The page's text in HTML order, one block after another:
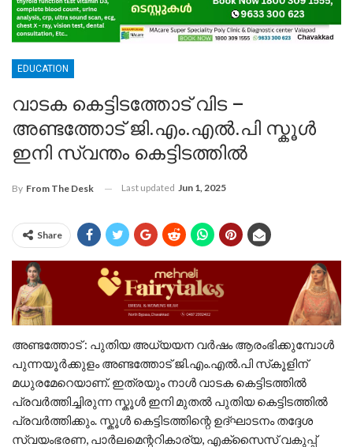
EDUCATION
വാടക കെട്ടിടത്തോട് വിട –
അണ്ടത്തോട് ജി.എം.എൽ.പി സ്കൂൾ
ഇനി സ്വന്തം കെട്ടിടത്തിൽ
By From The Desk Last updated Jun 1, 2025
Share
അണ്ടത്തോട് : പുതിയ അധ്യയന വർഷം ആരംഭിക്കുമ്പോൾ
പുന്നയൂർക്കുളം അണ്ടത്തോട് ജി.എം.എൽ.പി സ്‌കൂളിന്
മധുരമേറെയാണ്. ഇത്രയും നാൾ വാടക കെട്ടിടത്തിൽ
പ്രവർത്തിച്ചിരുന്ന സ്കൂൾ ഇനി മുതൽ പുതിയ കെട്ടിടത്തിൽ
പ്രവർത്തിക്കും. സ്കൂൾ കെട്ടിടത്തിന്റെ ഉദ്‌ഘാടനം തദ്ദേശ
സ്വയംഭരണ, പാർലമെന്ററികാര്യ, എക്സൈസ് വകുപ്പ്